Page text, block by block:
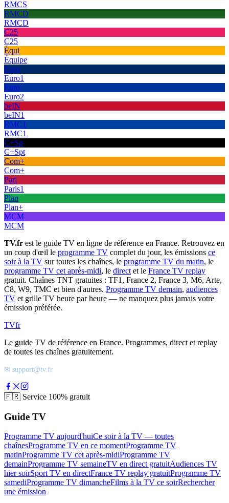
RMCS
RMCD
RMCD
C25
C25
Équi
Équipe
Euro
Euro1
Euro
Euro2
beIN
beIN1
RMC1
RMC1
C+Sp
C+Spt
Com+
Com+
Pari
Paris1
Plan
Plan+
MCM
MCM
TV.fr est le guide TV en ligne de référence en France. Retrouvez en
un coup d'œil le programme TV complet du jour, les émissions ce
soir à la TV sur toutes les chaînes, le programme TV du matin, le
programme TV cet après-midi, le direct et le France TV replay
gratuit. Chaînes TNT gratuites : TF1, France 2, France 3, M6, Arte,
C8, W9, TMC et bien d'autres. Programme TV demain, audiences
TV et grille TV heure par heure — ne manquez plus jamais votre
émission préférée.
TVfr
Le guide TV de référence en France. Programmes, direct et replay
de toutes les chaînes gratuitement.
✉ support@tv.fr
🇫🇷 Service 100% gratuit
Guide TV
Programme TV aujourd'huiCe soir à la TV — toutes
chaînesProgramme TV en ce momentProgramme TV
matinProgramme TV cet après-midiProgramme TV
demainProgramme TV semaineTV en direct gratuitAudiences TV
hier soirSport TV en directFrance TV replay gratuitProgramme TV
samediProgramme TV dimancheFilms à la TV ce soirRechercher
une émission